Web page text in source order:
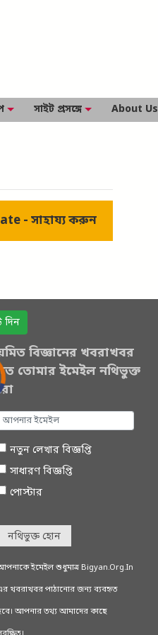
সাইট প্রসঙ্গে About Us
- সাহায্য করুন
বিজ্ঞানের খবরাখবর
তোমার ইমেইল নথিভুক্ত
নতুন লেখার বিজ্ঞপ্তি
সাধারণ বিজ্ঞপ্তি
পোস্টার
নথিভুক্ত হোন
ইমেইল শুধুমাত্র Bigyan.Org.In
খবরাখবর পাঠানোর জন্য ব্যবহৃত
আপনার তথ্য আমাদের কাছে